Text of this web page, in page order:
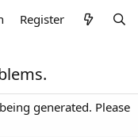
Register
generated. Please